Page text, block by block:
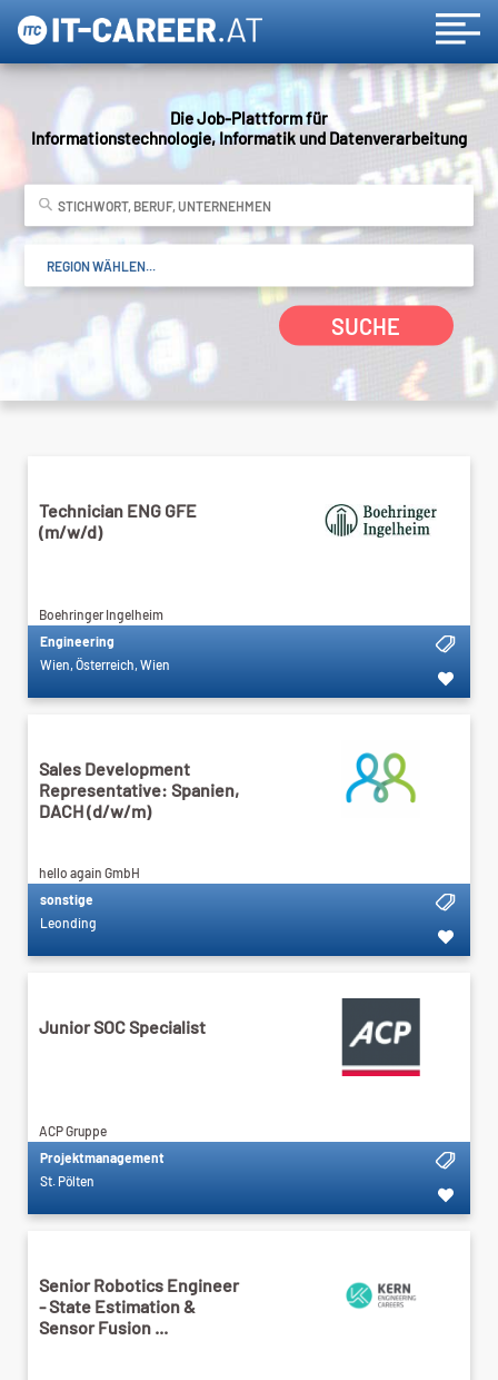
Die Job-Plattform für
Informationstechnologie, Informatik und Datenverarbeitung
SUCHE
Technician ENG GFE
(m/w/d)
Boehringer Ingelheim
Engineering
Wien, Österreich, Wien
Sales Development
Representative: Spanien,
DACH (d/w/m)
hello again GmbH
sonstige
Leonding
Junior SOC Specialist
ACP Gruppe
Projektmanagement
St. Pölten
Senior Robotics Engineer
- State Estimation &
Sensor Fusion ...